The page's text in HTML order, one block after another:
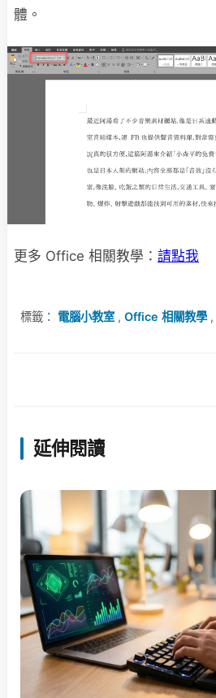
體。
更多 Office 相關教學： 請點我
標籤： 電腦小教室 , Office 相關教學,
延伸閱讀